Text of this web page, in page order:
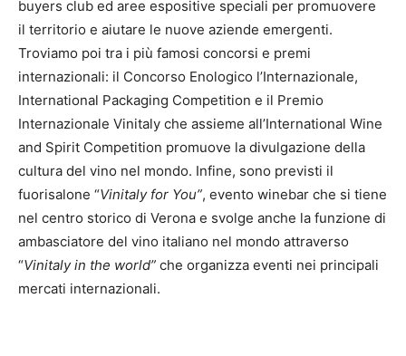
buyers club ed aree espositive speciali per promuovere
il territorio e aiutare le nuove aziende emergenti.
Troviamo poi tra i più famosi concorsi e premi
internazionali: il Concorso Enologico l’Internazionale,
International Packaging Competition e il Premio
Internazionale Vinitaly che assieme all’International Wine
and Spirit Competition promuove la divulgazione della
cultura del vino nel mondo. Infine, sono previsti il
fuorisalone “Vinitaly for You”, evento winebar che si tiene
nel centro storico di Verona e svolge anche la funzione di
ambasciatore del vino italiano nel mondo attraverso
“Vinitaly in the world” che organizza eventi nei principali
mercati internazionali.